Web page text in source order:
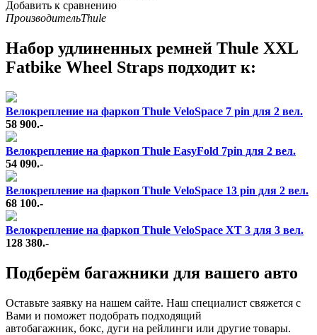
Добавить к сравнению
ПроизводительThule
Набор удлиненных ремней Thule XXL
Fatbike Wheel Straps подходит к:
Велокрепление на фаркоп Thule VeloSpace 7 pin для 2 вел.
58 900.-
Велокрепление на фаркоп Thule EasyFold 7pin для 2 вел.
54 090.-
Велокрепление на фаркоп Thule VeloSpace 13 pin для 2 вел.
68 100.-
Велокрепление на фаркоп Thule VeloSpace XT 3 для 3 вел.
128 380.-
Подберём багажники для вашего авто
Оставьте заявку на нашем сайте. Наш специалист свяжется с
Вами и поможет подобрать подходящий
автобагажник, бокс, дуги на рейлинги или другие товары.